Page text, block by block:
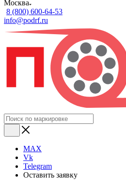
Москва
8 (800) 600-64-53
info@podrf.ru
MAX
Vk
Telegram
Оставить заявку